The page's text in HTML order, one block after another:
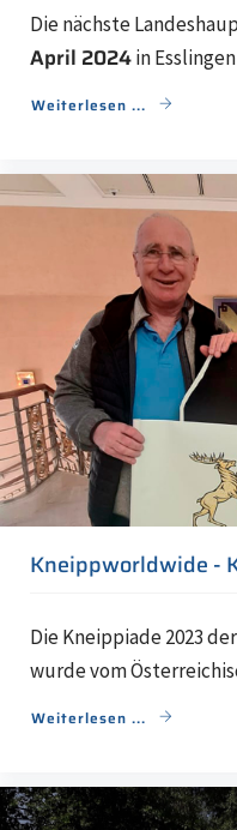
Die nächste
April 2024in
Weiterlesen ...
Kneippworldwide -
Die Kneippiade 2023
wurde vom
Weiterlesen ...